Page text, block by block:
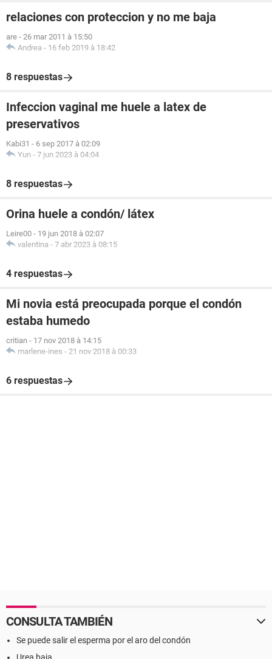
relaciones con proteccion y no me baja
are - 26 mar 2011 à 15:50
Andrea - 16 feb 2019 à 18:42
8 respuestas
Infeccion vaginal me huele a latex de
preservativos
Kabi31 - 6 sep 2017 à 02:09
Yun - 7 jun 2023 à 04:04
8 respuestas
Orina huele a condón/ látex
Leire00 - 19 jun 2018 à 02:07
valentina - 7 abr 2023 à 08:15
4 respuestas
Mi novia está preocupada porque el condón
estaba humedo
critian - 17 nov 2018 à 14:15
marlene-ines - 21 nov 2018 à 00:33
6 respuestas
CONSULTA TAMBIÉN
Se puede salir el esperma por el aro del condón